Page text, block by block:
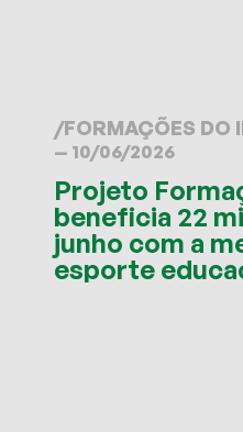
/FORMAÇÕES DO
— 10/06/2026
Projeto
beneficia 22
junho com a
esporte